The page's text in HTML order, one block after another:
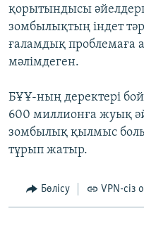
қорытындысы
зомбылықтың індет
ғаламдық проблемаға
мәлімдеген.
БҰҰ-ның деректері
600 миллионға жуық
зомбылық қылмыс
тұрып жатыр.
Бөлісу VPN-сіз